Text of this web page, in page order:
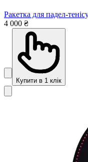
Ракетка для падел-
4 000 ₴
Купити в 1 клік